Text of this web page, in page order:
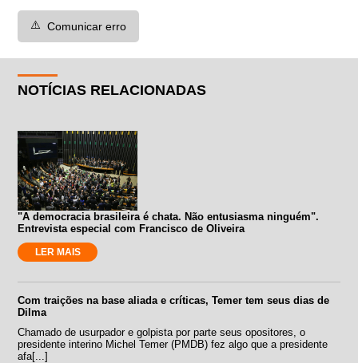
⚠️ Comunicar erro
NOTÍCIAS RELACIONADAS
"A democracia brasileira é chata. Não entusiasma ninguém".
Entrevista especial com Francisco de Oliveira
LER MAIS
Com traições na base aliada e críticas, Temer tem seus dias de
Dilma
Chamado de usurpador e golpista por parte seus opositores, o
presidente interino Michel Temer (PMDB) fez algo que a presidente
afa[...]